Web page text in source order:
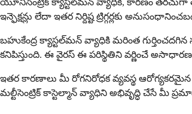
ఇన్ఫెక్షన్లు లేదా ఇతర నిర్దిష్ట ట్రిగ్గర్లకు
బహుకేంద్ర క్యాస్టల్‌మన్ వ్యాధికి మరింత
కనిపిస్తుంది. ఈ వైరస్ ఈ పరిస్థితిని వర్ణించే అసాధారణ
ఇతర కారణాలు మీ రోగనిరోధక వ్యవస్థ
మల్టీసెంట్రిక్ కాస్టెల్మాన్ వ్యాధిని అభివృద్ధి చేసే మీ